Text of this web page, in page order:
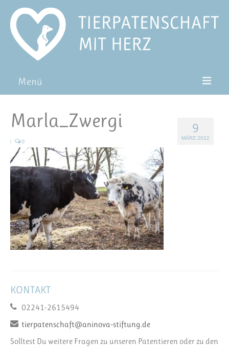
Menü
Pat*in werden
Patenschaft verschenken
Blog
9
MÄRZ 2022
Marla_Zwergi
| 0
KONTAKT
02241-2615494
tierpatenschaft@aninova-stiftung.de
Solltest Du weitere Fragen zu unseren Patentieren oder zu den